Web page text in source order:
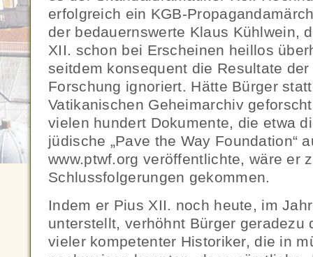
erfolgreich ein KGB-
der bedauernswerte Klaus Kühlwein,
XII. schon bei Erscheinen heillos
seitdem konsequent die Resultate
Forschung ignoriert. Hätte Bürger
Vatikanischen Geheimarchiv
vielen hundert Dokumente, die etwa
jüdische „Pave the Way Foundation“
www.ptwf.org veröffentlichte, wäre er
Schlussfolgerungen gekommen.
Indem er Pius XII. noch heute, im
unterstellt, verhöhnt Bürger geradezu
vieler kompetenter Historiker, die in